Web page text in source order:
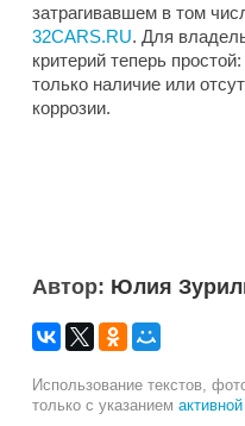
затрагивавшем в том
32CARS.RU. Для
критерий теперь
только наличие или
коррозии.
Автор: Юлия
Использование текстов,
только с указанием